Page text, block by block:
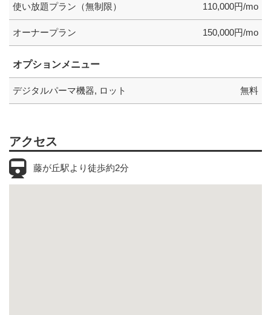
使い放題プラン（無制限） 110,000円/mo
オーナープラン 150,000円/mo
オプションメニュー
デジタルパーマ機器, ロット 無料
アクセス
藤が丘駅より徒歩約2分